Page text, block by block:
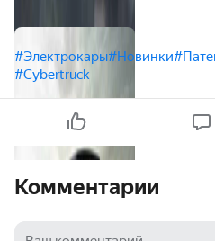
#Электрокары#Новинки
#Cybertruck
Комментарии